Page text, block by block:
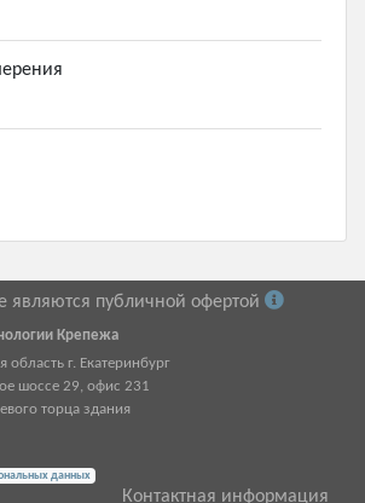
являются публичной офертой
Крепежа
область г. Екатеринбург
шоссе 29, офис 231
торца здания
данных
Контактная информация